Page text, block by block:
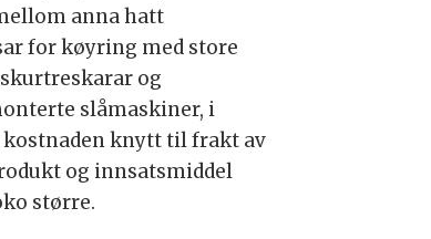
anna hatt
for køyring med store
og
slåmaskiner, i
knytt til frakt av
og innsatsmiddel
større.